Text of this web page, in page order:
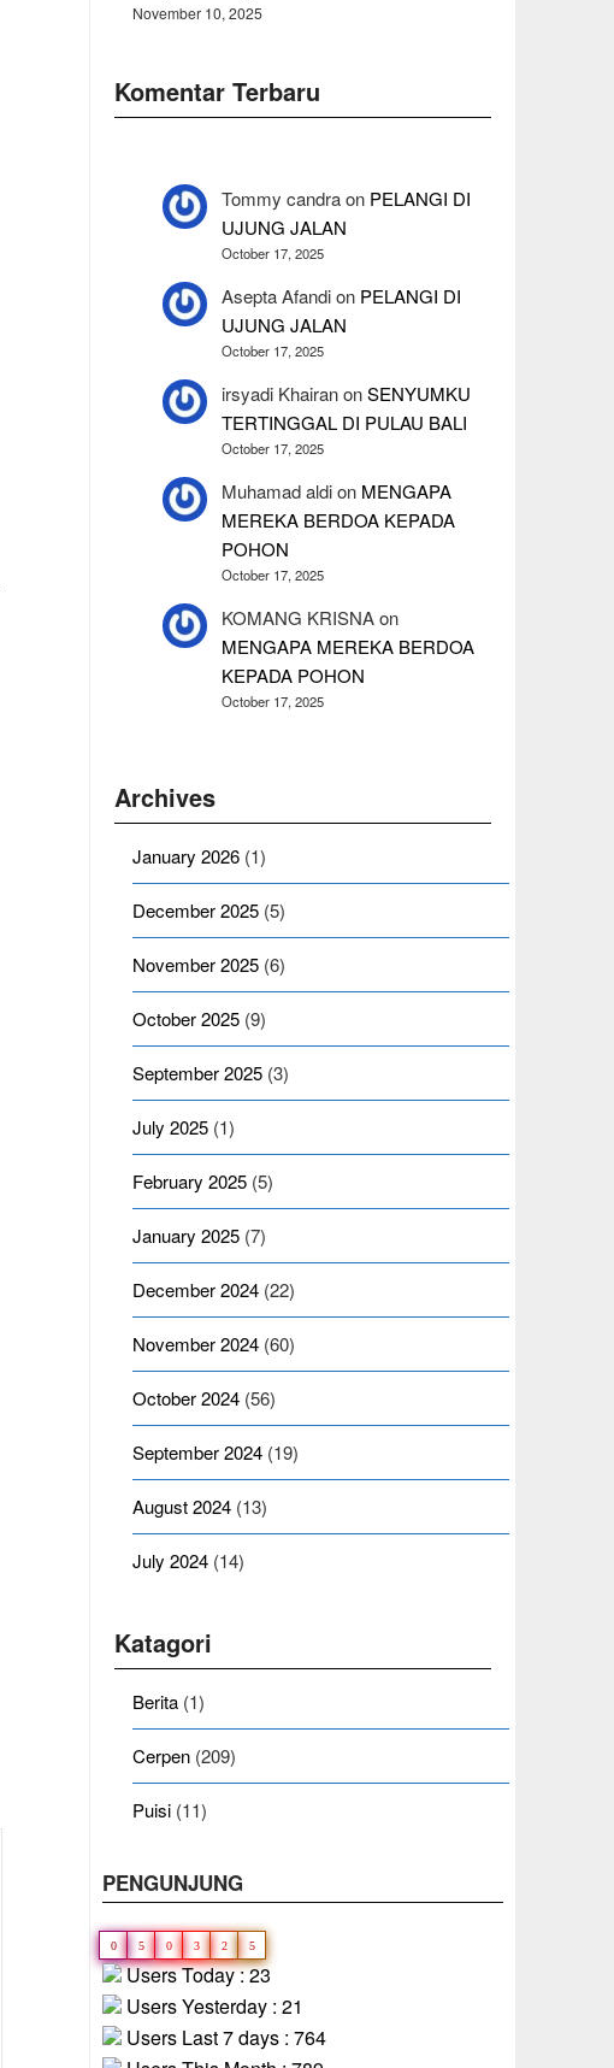
November 10, 2025
Komentar Terbaru
Tommy candraon PELANGI DI
UJUNG JALAN
October 17, 2025
Asepta Afandion PELANGI DI
UJUNG JALAN
October 17, 2025
irsyadi KhairanonSENYUMKU
TERTINGGAL DI PULAU BALI
October 17, 2025
Muhamad aldion MENGAPA
MEREKA BERDOA KEPADA
POHON
October 17, 2025
KOMANG KRISNAon
MENGAPA MEREKA BERDOA
KEPADA POHON
October 17, 2025
Archives
January 2026(1)
December 2025(5)
November 2025(6)
October 2025(9)
September 2025(3)
July 2025(1)
February 2025(5)
January 2025(7)
December 2024(22)
November 2024(60)
October 2024(56)
September 2024(19)
August 2024(13)
July 2024(14)
Katagori
Berita(1)
Cerpen(209)
Puisi(11)
PENGUNJUNG
0 5 0 3 2 5
Users Today : 23
Users Yesterday : 21
Users Last 7 days : 764